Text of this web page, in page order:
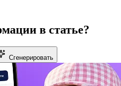
в статье?
Сгенерировать